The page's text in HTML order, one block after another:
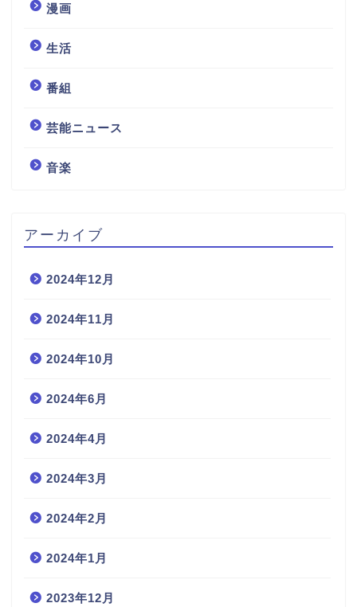
漫画
生活
番組
芸能ニュース
音楽
アーカイブ
2024年12月
2024年11月
2024年10月
2024年6月
2024年4月
2024年3月
2024年2月
2024年1月
2023年12月